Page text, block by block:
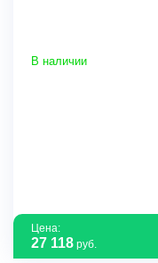
В наличии
Цена:
27 118 руб.